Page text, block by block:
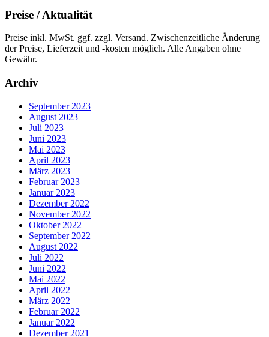
Preise / Aktualität
Preise inkl. MwSt. ggf. zzgl. Versand. Zwischenzeitliche Änderung
der Preise, Lieferzeit und -kosten möglich. Alle Angaben ohne
Gewähr.
Archiv
September 2023
August 2023
Juli 2023
Juni 2023
Mai 2023
April 2023
März 2023
Februar 2023
Januar 2023
Dezember 2022
November 2022
Oktober 2022
September 2022
August 2022
Juli 2022
Juni 2022
Mai 2022
April 2022
März 2022
Februar 2022
Januar 2022
Dezember 2021